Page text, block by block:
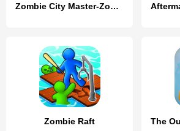
Zombie City Master-Zombie Game
Zombie Raft